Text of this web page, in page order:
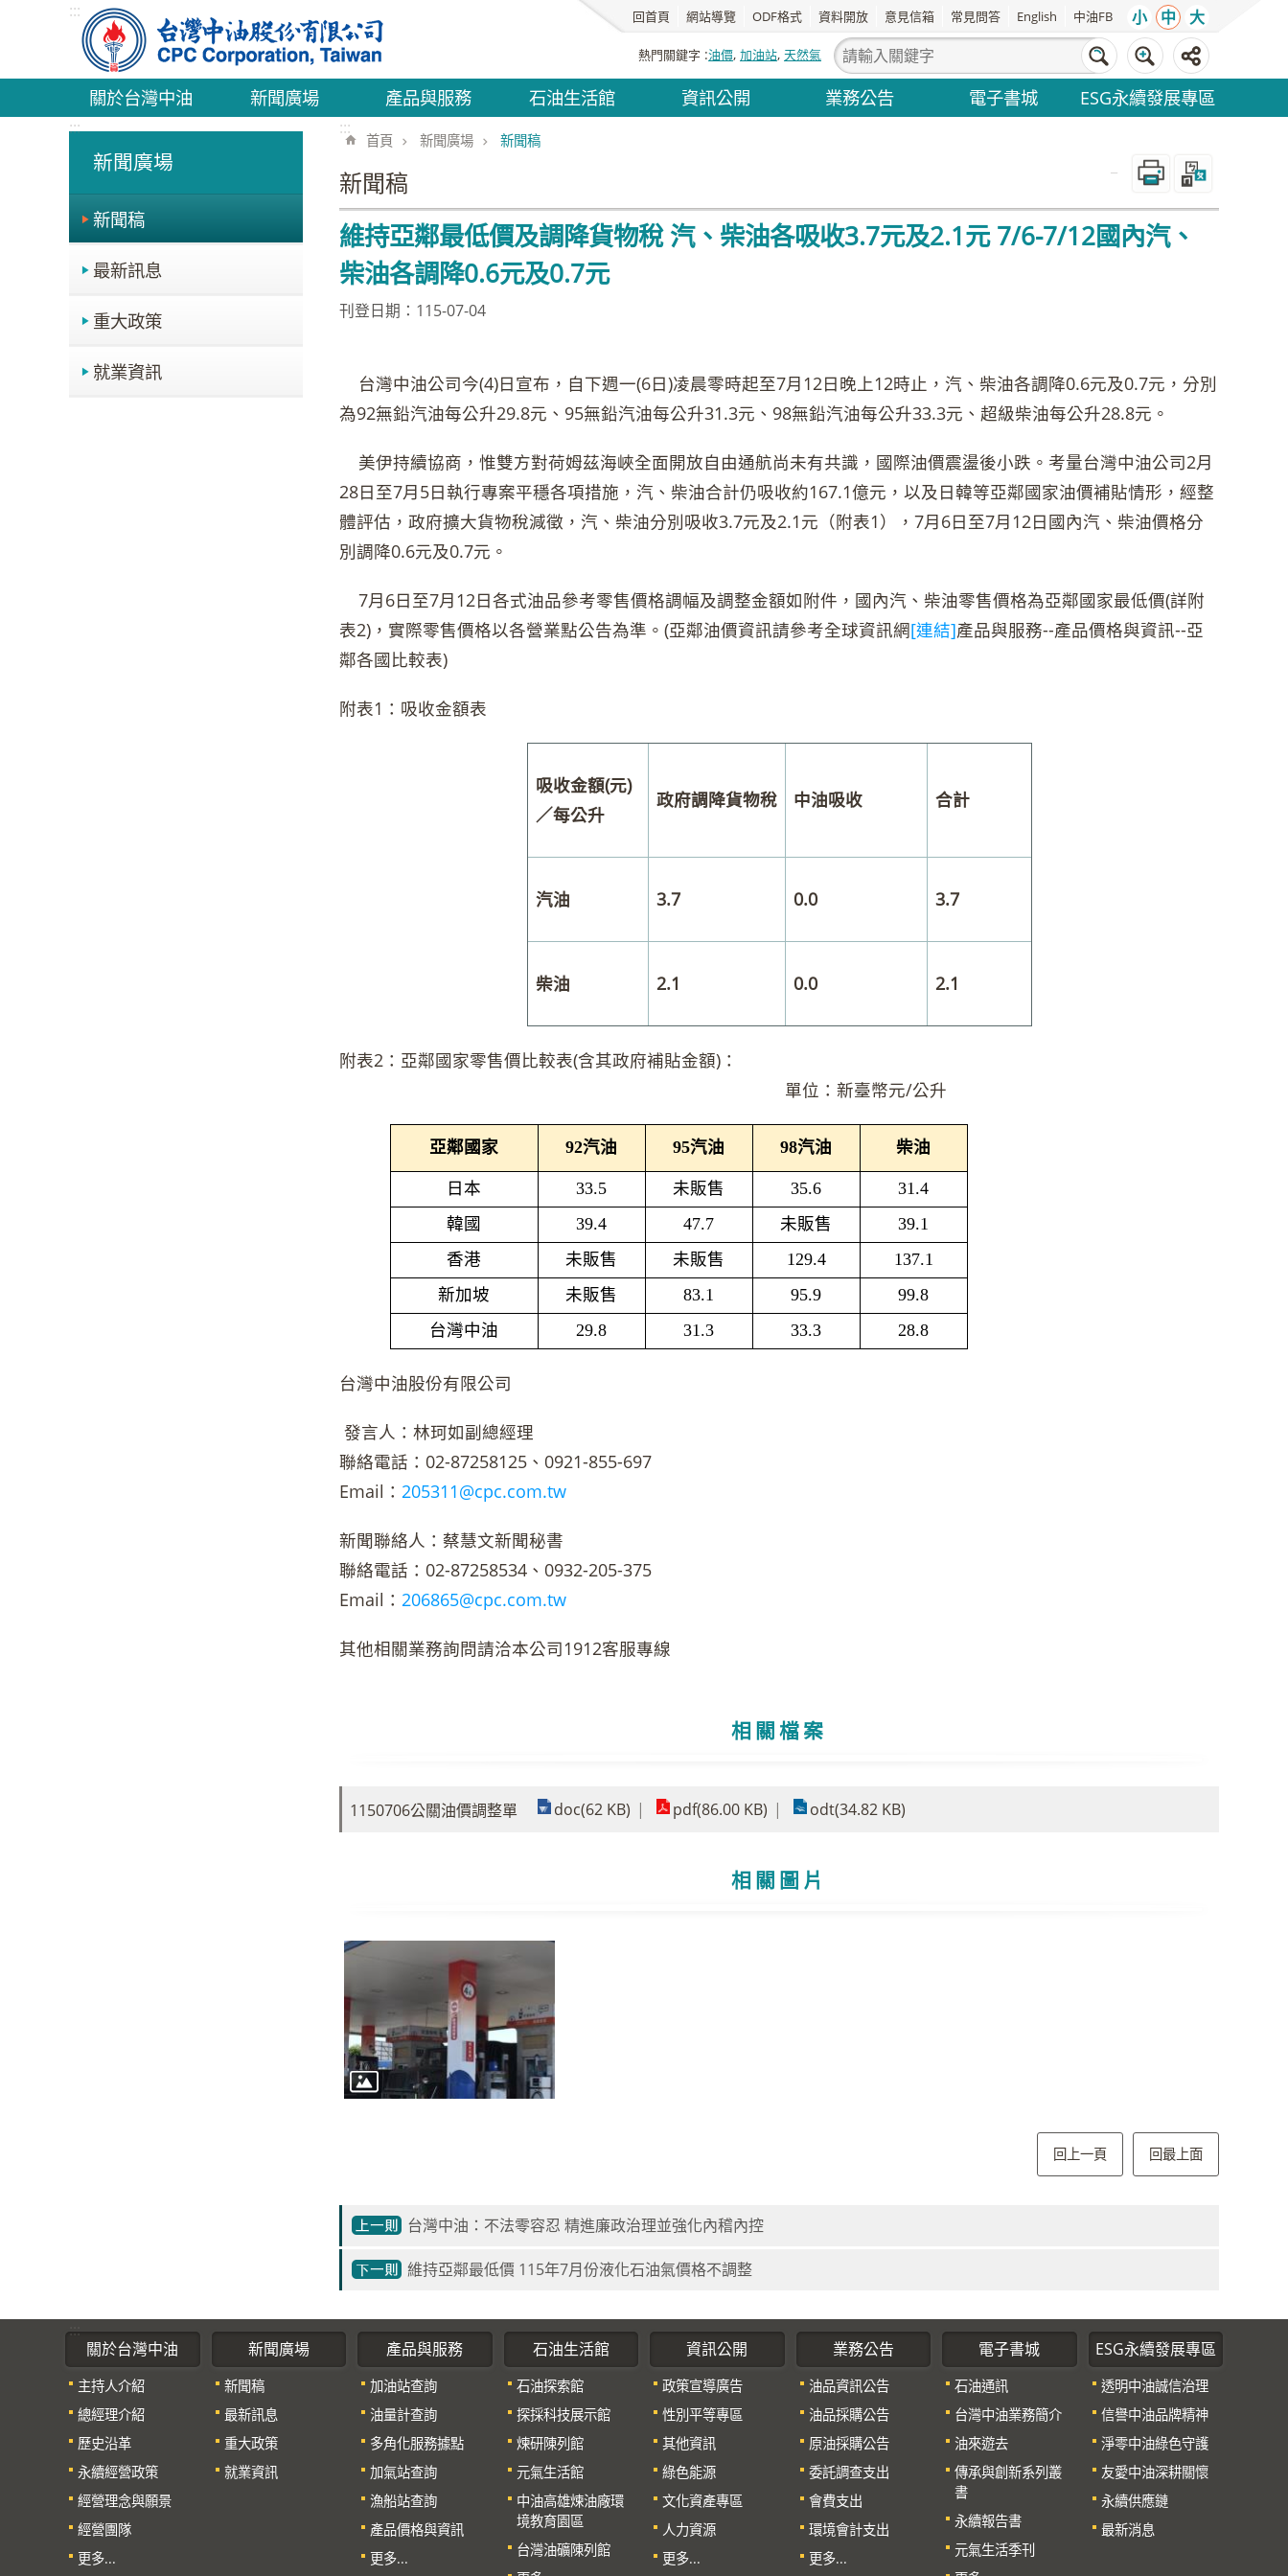
跳到主要內容區塊
::: 回首頁 網站導覽 ODF格式 資料開放 意見信箱 常見問答 English 中油FB 小 中 大
熱門關鍵字 油價 加油站 天然氣
關於台灣中油 新聞廣場 產品與服務 石油生活館 資訊公開 業務公告 電子書城 ESG永續發展專區
:::
新聞廣場
新聞稿
最新訊息
重大政策
就業資訊
:::
首頁 新聞廣場 新聞稿
新聞稿
維持亞鄰最低價及調降貨物稅 汽、柴油各吸收3.7元及2.1元 7/6-7/12國內汽、
柴油各調降0.6元及0.7元
刊登日期：115-07-04
台灣中油公司今(4)日宣布，自下週一(6日)凌晨零時起至7月12日晚上12時止，汽、柴油各調降0.6元及0.7元，分別
為92無鉛汽油每公升29.8元、95無鉛汽油每公升31.3元、98無鉛汽油每公升33.3元、超級柴油每公升28.8元。
美伊持續協商，惟雙方對荷姆茲海峽全面開放自由通航尚未有共識，國際油價震盪後小跌。考量台灣中油公司2月
28日至7月5日執行專案平穩各項措施，汽、柴油合計仍吸收約167.1億元，以及日韓等亞鄰國家油價補貼情形，經整
體評估，政府擴大貨物稅減徵，汽、柴油分別吸收3.7元及2.1元（附表1），7月6日至7月12日國內汽、柴油價格分
別調降0.6元及0.7元。
7月6日至7月12日各式油品參考零售價格調幅及調整金額如附件，國內汽、柴油零售價格為亞鄰國家最低價(詳附
表2)，實際零售價格以各營業點公告為準。(亞鄰油價資訊請參考全球資訊網[連結]產品與服務--產品價格與資訊--亞
鄰各國比較表)
附表1：吸收金額表
吸收金額(元)
／每公升
政府調降貨物稅 中油吸收 合計
汽油 3.7 0.0 3.7
柴油 2.1 0.0 2.1
附表2：亞鄰國家零售價比較表(含其政府補貼金額)：
單位：新臺幣元/公升
亞鄰國家 92汽油 95汽油 98汽油 柴油
日本 33.5 未販售 35.6
31.4
韓國
39.4 47.7 未販售
39.1
香港
未販售 未販售 129.4
137.1
新加坡
未販售 83.1 95.9
99.8
台灣中油
29.8 31.3 33.3 28.8
台灣中油股份有限公司
發言人：林珂如副總經理
聯絡電話：02-87258125、0921-855-697
Email： 205311@cpc.com.tw
新聞聯絡人：蔡慧文新聞秘書
聯絡電話：02-87258534、0932-205-375
Email： 206865@cpc.com.tw
其他相關業務詢問請洽本公司1912客服專線
相關檔案
1150706公關油價調整單 doc(62 KB) pdf(86.00 KB) odt(34.82 KB)
相關圖片
回上一頁 回最上面
台灣中油：不法零容忍 精進廉政治理並強化內稽內控
維持亞鄰最低價 115年7月份液化石油氣價格不調整
:::
關於台灣中油
主持人介紹
總經理介紹
歷史沿革
永續經營政策
經營理念與願景
經營團隊
更多...
新聞廣場
新聞稿
最新訊息
重大政策
就業資訊
產品與服務
加油站查詢
油量計查詢
多角化服務據點
加氣站查詢
漁船站查詢
產品價格與資訊
更多...
石油生活館
石油探索館
探採科技展示館
煉研陳列館
元氣生活館
中油高雄煉油廠環
境教育園區
台灣油礦陳列館
資訊公開
政策宣導廣告
性別平等專區
其他資訊
綠色能源
文化資產專區
人力資源
更多...
業務公告
油品資訊公告
油品採購公告
原油採購公告
委託調查支出
會費支出
環境會計支出
更多...
電子書城
石油通訊
台灣中油業務簡介
油來遊去
傳承與創新系列叢
書
永續報告書
元氣生活季刊
ESG永續發展專區
透明中油誠信治理
信譽中油品牌精神
淨零中油綠色守護
友愛中油深耕關懷
永續供應鏈
最新消息